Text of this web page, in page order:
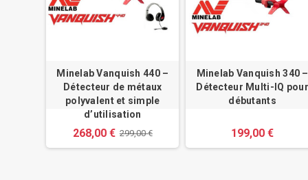
Minelab Vanquish 440 –
Détecteur de métaux
polyvalent et simple
d’utilisation
268,00 € 299,00 €
Minelab Vanquish 340 –
Détecteur Multi-IQ pour
débutants
199,00 €